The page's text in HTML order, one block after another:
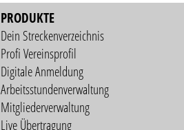
PRODUKTE
Dein Streckenverzeichnis
Profi Vereinsprofil
Digitale Anmeldung
Arbeitsstundenverwaltung
Mitgliederverwaltung
Live Übertragung